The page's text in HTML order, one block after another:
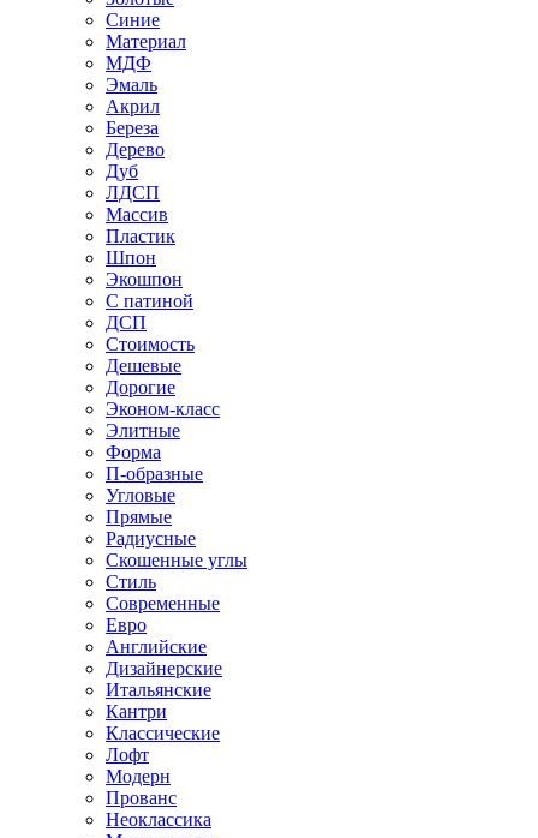
Синие
Материал
МДФ
Эмаль
Акрил
Береза
Дерево
Дуб
ЛДСП
Массив
Пластик
Шпон
Экошпон
С патиной
ДСП
Стоимость
Дешевые
Дорогие
Эконом-класс
Элитные
Форма
П-образные
Угловые
Прямые
Радиусные
Скошенные углы
Стиль
Современные
Евро
Английские
Дизайнерские
Итальянские
Кантри
Классические
Лофт
Модерн
Прованс
Неоклассика